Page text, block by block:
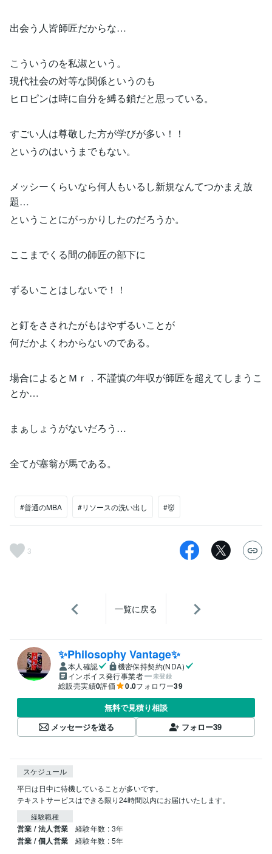
出会う人皆師匠だからな…
こういうのを私淑という。
現代社会の対等な関係というのも
ヒロピンは時に自分を縛る鎖だと思っている。
すごい人は尊敬した方が学びが多い！！
というのはいうまでもない。
メッシーくらいなら何人もいるし新規なんてつかまえ放
題…
ということにがっかりしたのだろうか。
ここまでくる間の師匠の部下に
ずるいことはしないで！！
と釘をさされたがもはやずるいことが
何だかよくわからないのである。
場合によるとＭｒ．不謹慎の年収が師匠を超えてしまうこ
とか…
まぁしょうがないだろう…
全てが塞翁が馬である。
#普通のMBA #リソースの洗い出し #👹
3
一覧に戻る
✨Philosophy Vantage✨
本人確認
機密保持契約(NDA)
インボイス発行事業者
未登録
総販売実績0評価 0.0フォロワー39
無料で見積り相談
メッセージを送る
フォロー39
スケジュール
平日は日中に待機していることが多いです。
テキストサービスはできる限り24時間以内にお届けいたします。
経験職種
営業 / 法人営業 経験年数 : 3年
営業 / 個人営業 経験年数 : 5年